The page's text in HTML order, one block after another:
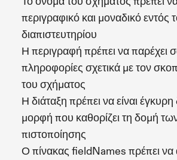
περιγραφικό και μοναδικό εντός
διαπιστευτηρίου
Η περιγραφή πρέπει να παρέχει
πληροφορίες σχετικά με τον
του σχήματος
Η διάταξη πρέπει να είναι
μορφή που καθορίζει τη δομή
πιστοποίησης
Ο πίνακας fieldNames πρέπει να